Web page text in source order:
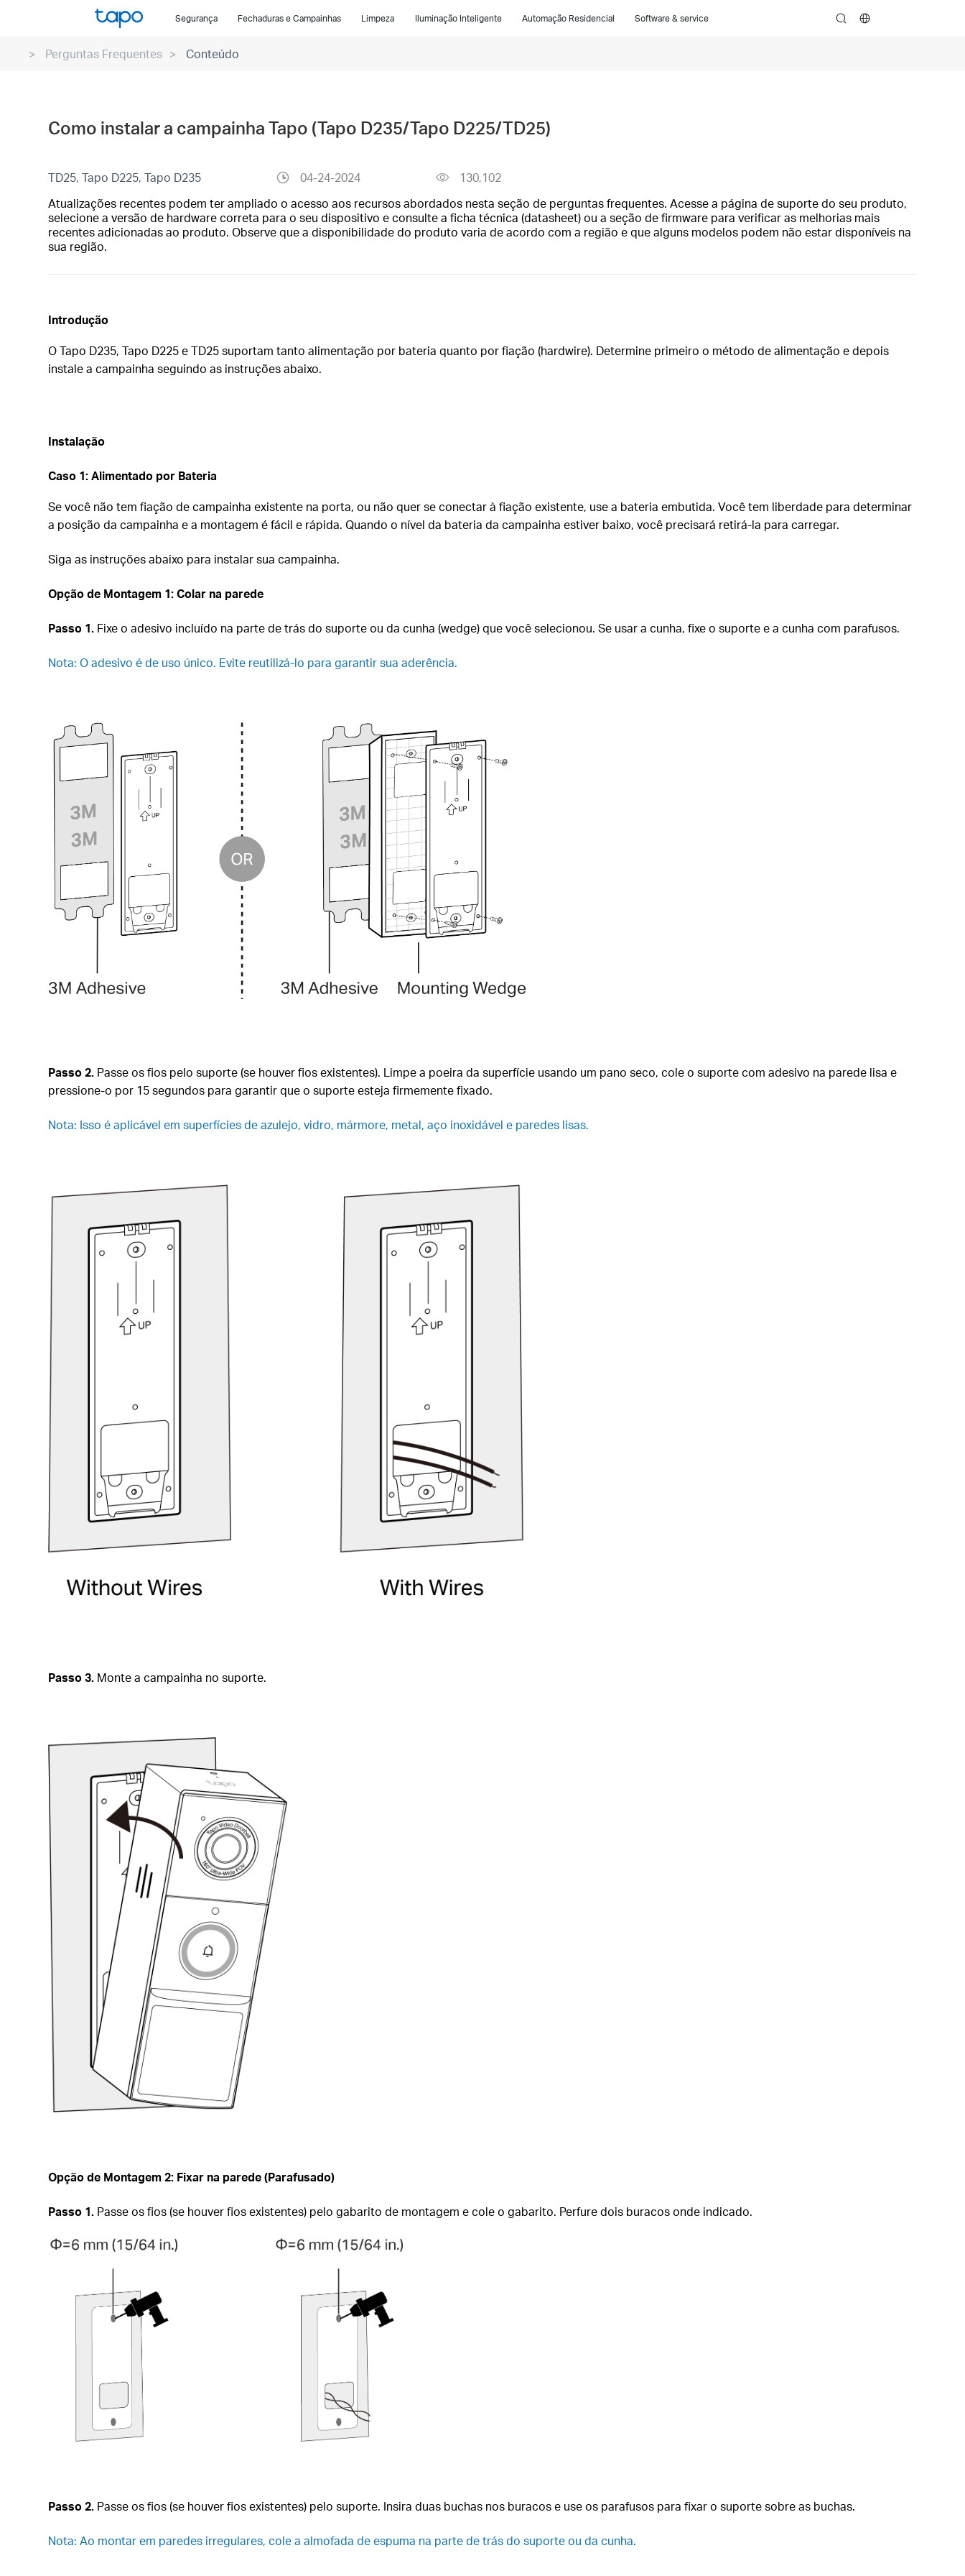
Segurança Fechaduras e Campainhas Limpeza Iluminação Inteligente Automação Residencial Software & service search
Perguntas Frequentes Conteúdo
Como instalar a campainha Tapo (Tapo D235/Tapo D225/TD25)
TD25, Tapo D225, Tapo D235 04-24-2024
130,102
Atualizações recentes podem ter ampliado o acesso aos recursos abordados nesta seção de perguntas frequentes. Acesse a página de suporte do seu produto,
selecione a versão de hardware correta para o seu dispositivo e consulte a ficha técnica (datasheet) ou a seção de firmware para verificar as melhorias mais
recentes adicionadas ao produto. Observe que a disponibilidade do produto varia de acordo com a região e que alguns modelos podem não estar disponíveis na
sua região.
Introdução
O Tapo D235, Tapo D225 e TD25 suportam tanto alimentação por bateria quanto por fiação (hardwire). Determine primeiro o método de alimentação e depois
instale a campainha seguindo as instruções abaixo.
Instalação
Caso 1:Alimentado por Bateria
Se você não tem fiação de campainha existente na porta, ou não quer se conectar à fiação existente, use a bateria embutida. Você tem liberdade para determinar
a posição da campainha e a montagem é fácil e rápida. Quando o nível da bateria da campainha estiver baixo, você precisará retirá-la para carregar.
Siga as instruções abaixo para instalar sua campainha.
Opção de Montagem 1: Colar na parede
Passo 1. Fixe o adesivo incluído na parte de trás do suporte ou da cunha (wedge) que você selecionou. Se usar a cunha, fixe o suporte e a cunha com parafusos.
Nota: O adesivo é de uso único. Evite reutilizá-lo para garantir sua aderência.
Passo 2. Passe os fios pelo suporte (se houver fios existentes). Limpe a poeira da superfície usando um pano seco, cole o suporte com adesivo na parede lisa e
pressione-o por 15 segundos para garantir que o suporte esteja firmemente fixado.
Nota: Isso é aplicável em superfícies de azulejo, vidro, mármore, metal, aço inoxidável e paredes lisas.
Passo 3. Monte a campainha no suporte.
Opção de Montagem 2: Fixar na parede (Parafusado)
Passo 1. Passe os fios (se houver fios existentes) pelo gabarito de montagem e cole o gabarito. Perfure dois buracos onde indicado.
Passo 2. Passe os fios (se houver fios existentes) pelo suporte. Insira duas buchas nos buracos e use os parafusos para fixar o suporte sobre as buchas.
Nota: Ao montar em paredes irregulares, cole a almofada de espuma na parte de trás do suporte ou da cunha.